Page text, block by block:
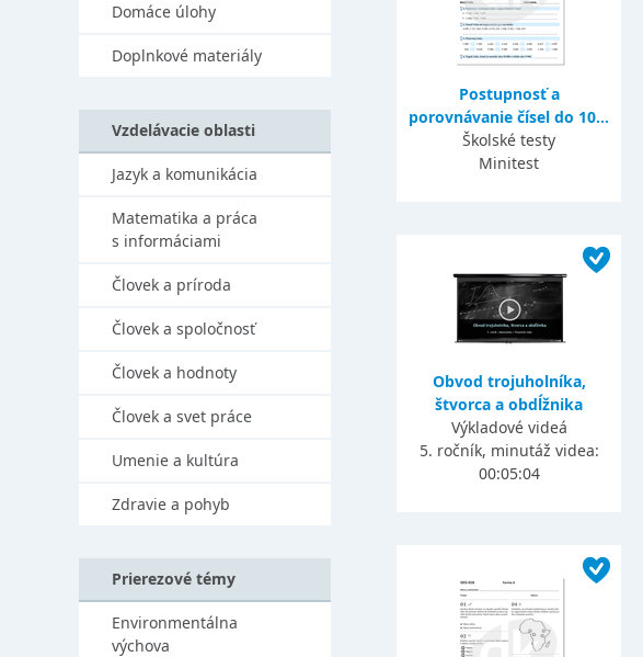
Postupnosť a
porovnávanie čísel do 10...
Školské testy
Minitest
Obvod trojuholníka,
štvorca a obdĺžnika
Výkladové videá
5. ročník, minutáž videa:
00:05:04
Domáce úlohy
Doplnkové materiály
Vzdelávacie oblasti
Jazyk a komunikácia
Matematika a práca
s informáciami
Človek a príroda
Človek a spoločnosť
Človek a hodnoty
Človek a svet práce
Umenie a kultúra
Zdravie a pohyb
Prierezové témy
Environmentálna
výchova